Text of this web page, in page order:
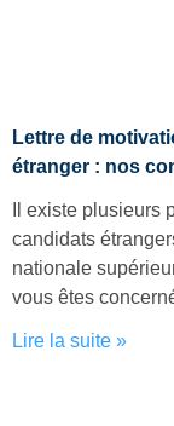
Lettre de
étranger : nos
Il existe plusieurs
candidats
nationale
vous êtes
Lire la suite »